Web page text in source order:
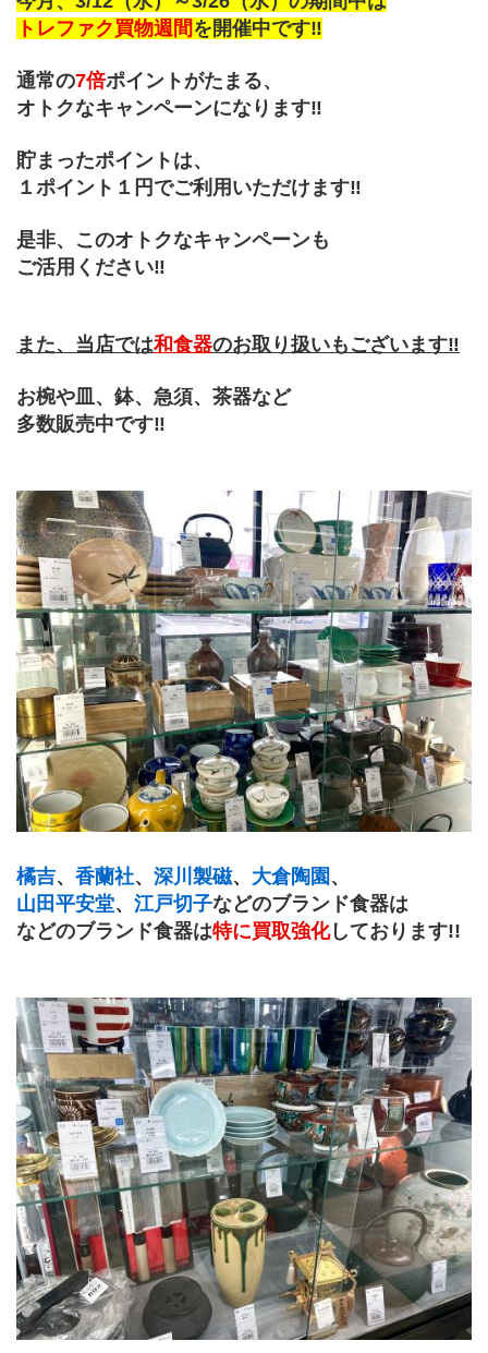
トレファク買物週間 を開催中です‼
通常の7倍ポイントがたまる、
オトクなキャンペーンになります‼
貯まったポイントは、
１ポイント１円でご利用いただけます‼
是非、このオトクなキャンペーンも
ご活用ください‼
また、当店では和食器のお取り扱いもございます‼
お椀や皿、鉢、急須、茶器など
多数販売中です‼
橘吉、 香蘭社、 深川製磁、 大倉陶園 、
山田平安堂、 江戸切子などのブランド食器は
などのブランド食器は特に買取強化しております!!